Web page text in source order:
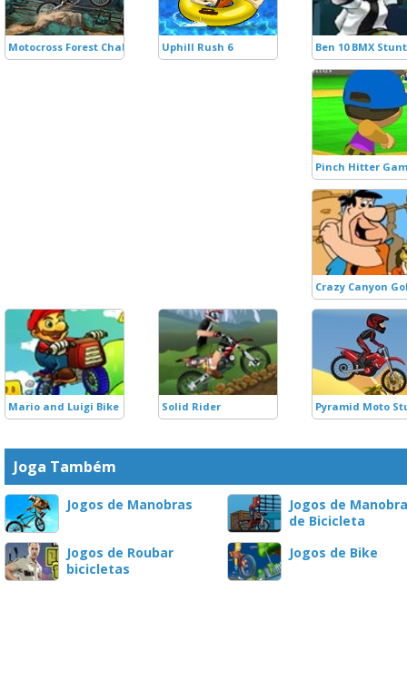
Motocross Forest Challenge Uphill Rush 6 Ben 10 BMX
Pinch Hitter
Crazy Canyon
Mario and Luigi Bike Solid Rider Pyramid Moto
Joga Também
Jogos de Manobras
Jogos de
de Bicicleta
Jogos de Roubar
bicicletas
Jogos de Bike